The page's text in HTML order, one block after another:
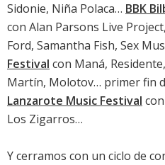
Sidonie, Niña Polaca… BBK
con Alan Parsons Live
Ford, Samantha Fish, Sex
Festival con Maná,
Martín, Molotov… primer fin
Lanzarote Music Festival
Los Zigarros…
Y cerramos con un ciclo de